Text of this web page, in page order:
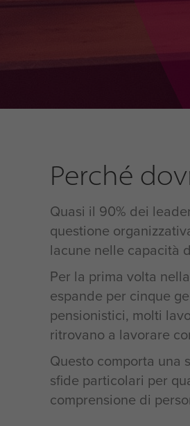
Perché
Quasi il 90% dei
questione
lacune nelle capacità
Per la prima volta
espande per cinque
pensionistici, molti
ritrovano a lavorare
Questo comporta una
sfide particolari per
comprensione di